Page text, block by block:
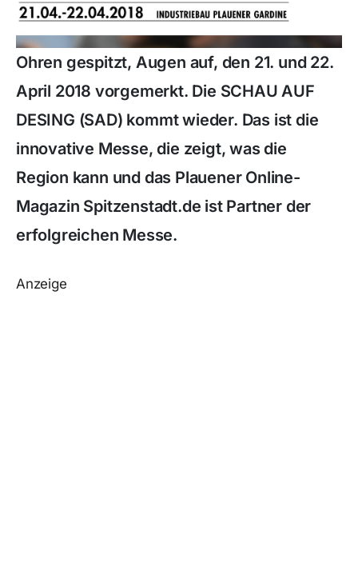
Ohren gespitzt, Augen auf, den 21. und 22.
April 2018 vorgemerkt. Die SCHAU AUF
DESING (SAD) kommt wieder. Das ist die
innovative Messe, die zeigt, was die
Region kann und das Plauener Online-
Magazin Spitzenstadt.de ist Partner der
erfolgreichen Messe.
Anzeige